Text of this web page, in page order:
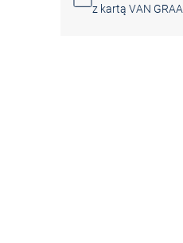
z kartą VAN